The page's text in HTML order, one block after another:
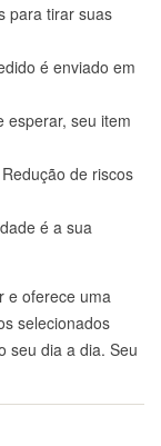
para tirar suas
é enviado em
esperar, seu item
de riscos
é a sua
e oferece uma
selecionados
seu dia a dia. Seu